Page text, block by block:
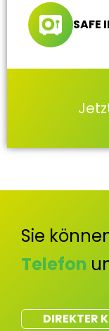
SAFE
Sie
Telefon
DIREKTER